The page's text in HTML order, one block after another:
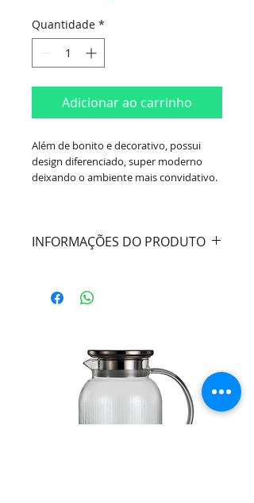
Quantidade *
Adicionar ao carrinho
Além de bonito e decorativo, possui
design diferenciado, super moderno
deixando o ambiente mais convidativo.
INFORMAÇÕES DO PRODUTO
Material: MDF - Interno em Veludo
Dimensões Caixa G Comprimento:
32cm Largura: 26cm Altura: 6cm
Dimensões Caixa P
Comprimento: 25cm Largura: 18cm
Altura: 4cm